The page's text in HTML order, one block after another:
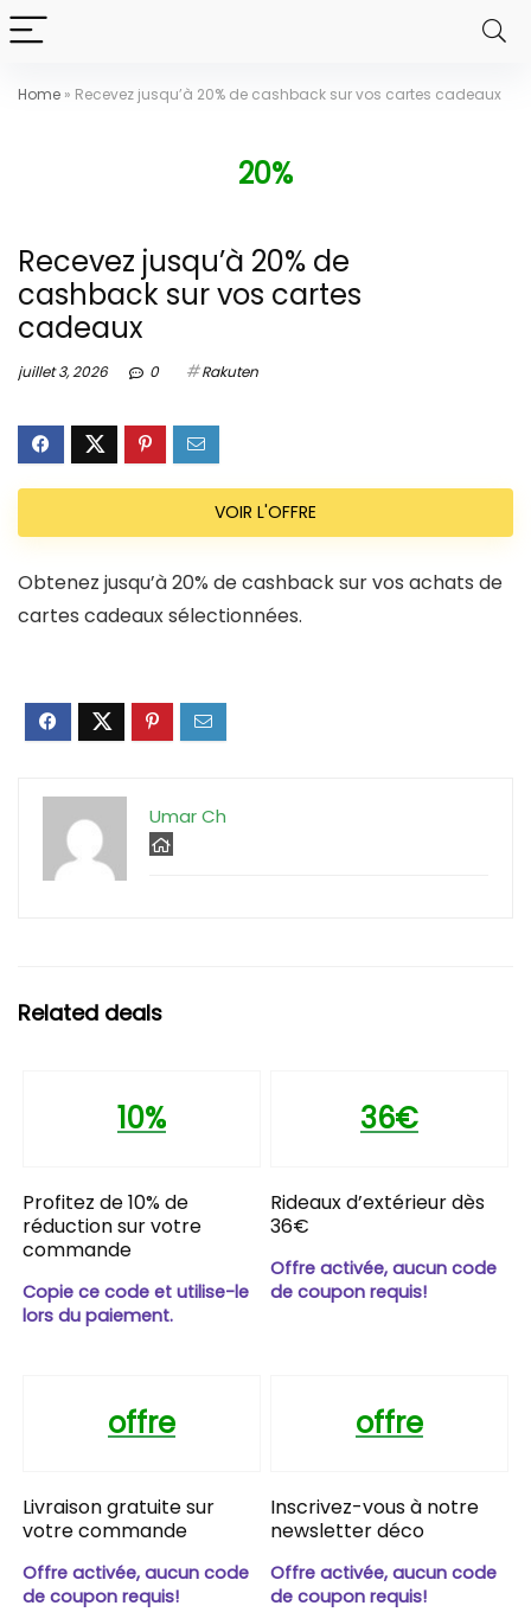
Home » Recevez jusqu’à 20% de cashback sur vos cartes cadeaux
20%
Recevez jusqu’à 20% de
cashback sur vos cartes
cadeaux
juillet 3, 2026 0 Rakuten
VOIR L'OFFRE
Obtenez jusqu’à 20% de cashback sur vos achats de
cartes cadeaux sélectionnées.
Umar Ch
Related deals
10%
Profitez de 10% de
réduction sur votre
commande
Copie ce code et utilise-le
lors du paiement.
36€
Rideaux d’extérieur dès
36€
Offre activée, aucun code
de coupon requis!
offre
Livraison gratuite sur
votre commande
Offre activée, aucun code
de coupon requis!
offre
Inscrivez-vous à notre
newsletter déco
Offre activée, aucun code
de coupon requis!